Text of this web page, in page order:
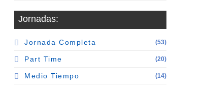
Jornadas:
Jornada Completa (53)
Part Time (20)
Medio Tiempo (14)